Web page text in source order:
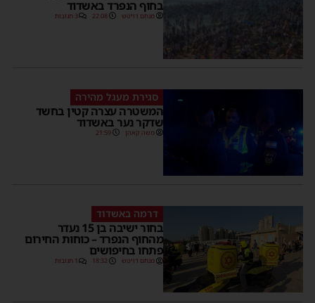
בחוף הנפרד באשדוד
מנחם דויטש 22:08 3 תגובות
סגירת מעגל מהירה
המשטרה עצרה קטין בחשד
שדקר נער באשדוד
משה קאהן 21:59
דרמה באשדוד
בחור ישיבה בן 15 נעדר
מהחוף הנפרד – כוחות החירום
פתחו בחיפושים
מנחם דויטש 18:32 1 תגובות